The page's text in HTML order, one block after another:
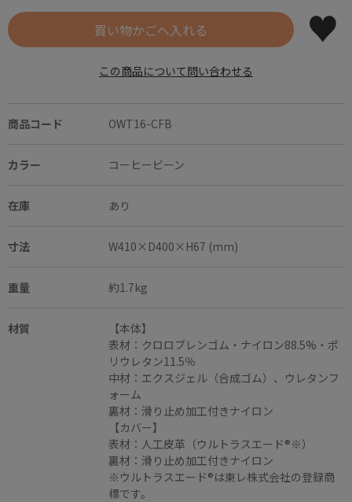
商品コード OWT16-CFB
カラー コーヒービーン
在庫 あり
寸法 W410×D400×H67 (mm)
重量 約1.7kg
材質
【本体】
表材：クロロブレンゴム・ナイロン88.5%・ポ
リウレタン11.5％
中材：エクスジェル（合成ゴム）、ウレタンフ
ォーム
裏材：滑り止め加工付きナイロン
【カバー】
表材：人工皮革（ウルトラスエード®※）
裏材：滑り止め加工付きナイロン
※ウルトラスエード®は東レ株式会社の登録商
標です。
この商品について問い合わせる